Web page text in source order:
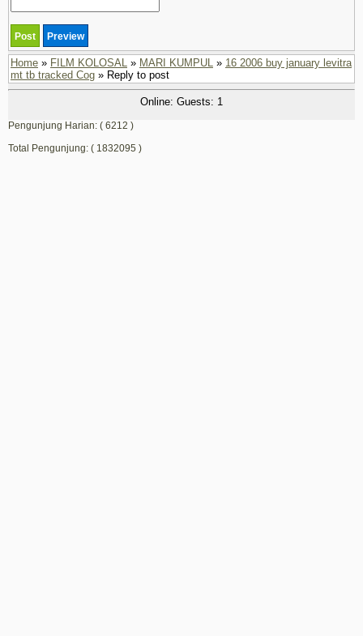
Home » FILM KOLOSAL » MARI KUMPUL » 16 2006 buy january levitra
mt tb tracked Cog » Reply to post
Online: Guests: 1
Pengunjung Harian: ( 6212 )
Total Pengunjung: ( 1832095 )